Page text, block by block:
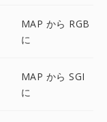
MAP から RGB
に
MAP から SGI
に